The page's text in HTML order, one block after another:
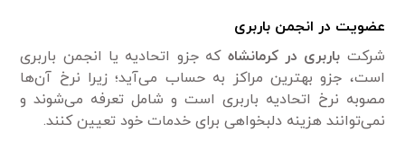
عضویت در انجمن باربری
شرکت باربری در کرمانشاه که جزو اتحادیه یا انجمن باربری
است، جزو بهترین مراکز به حساب می‌آید؛ زیرا نرخ آن‌ها
مصوبه نرخ اتحادیه باربری است و شامل تعرفه می‌شوند و
نمی‌توانند هزینه دلبخواهی برای خدمات خود تعیین کنند.